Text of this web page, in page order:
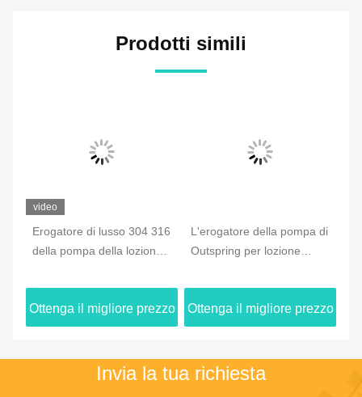
Prodotti simili
video
Erogatore di lusso 304 316
della pompa della lozione
della mano dentro il centro
Ottenga il migliore prezzo
L'erogatore della pompa di
Outspring per lozione
1.5cc della lozione ha
prodotto
Ottenga il migliore prezzo
Invia la tua richiesta